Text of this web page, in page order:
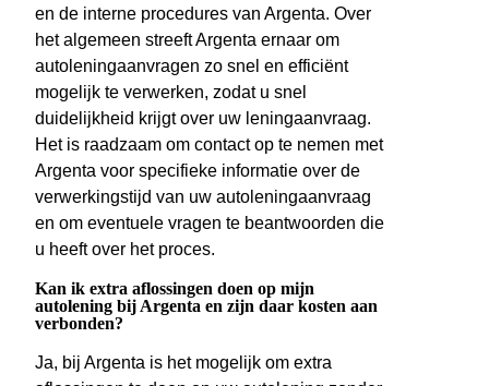
en de interne procedures van Argenta. Over
het algemeen streeft Argenta ernaar om
autoleningaanvragen zo snel en efficiënt
mogelijk te verwerken, zodat u snel
duidelijkheid krijgt over uw leningaanvraag.
Het is raadzaam om contact op te nemen met
Argenta voor specifieke informatie over de
verwerkingstijd van uw autoleningaanvraag
en om eventuele vragen te beantwoorden die
u heeft over het proces.
Kan ik extra aflossingen doen op mijn
autolening bij Argenta en zijn daar kosten aan
verbonden?
Ja, bij Argenta is het mogelijk om extra